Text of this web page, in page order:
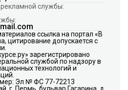
службы:
ссылка на портал «В
цитирование допускается с
зарегистрировано
службой по надзору в
технологий и
Эл № ФС 77-72213
г. Пермь, бульвар Гагарина, д.